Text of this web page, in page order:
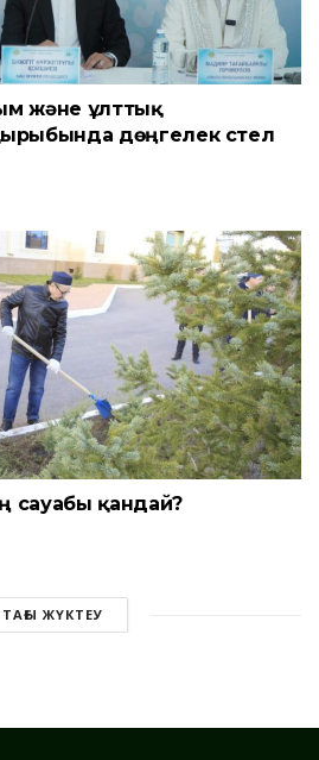
және ұлттық
дөңгелек үстел
сауабы қандай?
ТАҒЫ ЖҮКТЕУ